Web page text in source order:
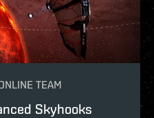
TEAM
Skyhooks